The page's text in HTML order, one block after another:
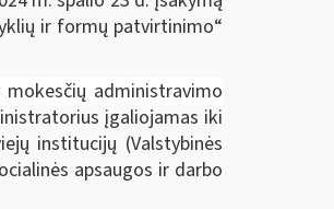
ir formų patvirtinimo“
mokesčių administravimo
įgaliojamas iki
institucijų (Valstybinės
apsaugos ir darbo